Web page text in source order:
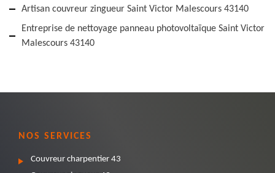
Artisan couvreur zingueur Saint Victor Malescours 43140
Entreprise de nettoyage panneau photovoltaïque Saint Victor
Malescours 43140
NOS SERVICES
Couvreur charpentier 43